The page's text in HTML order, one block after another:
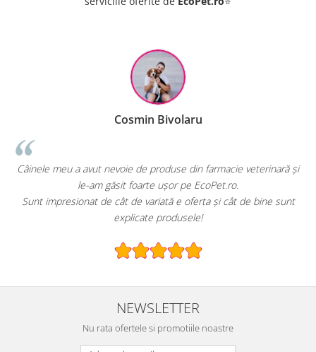
Cosmin Bivolaru
Câinele meu a avut nevoie de produse din farmacie veterinară și
le-am găsit foarte ușor pe EcoPet.ro.
Sunt impresionat de cât de variată e oferta și cât de bine sunt
explicate produsele!
NEWSLETTER
Nu rata ofertele si promotiile noastre